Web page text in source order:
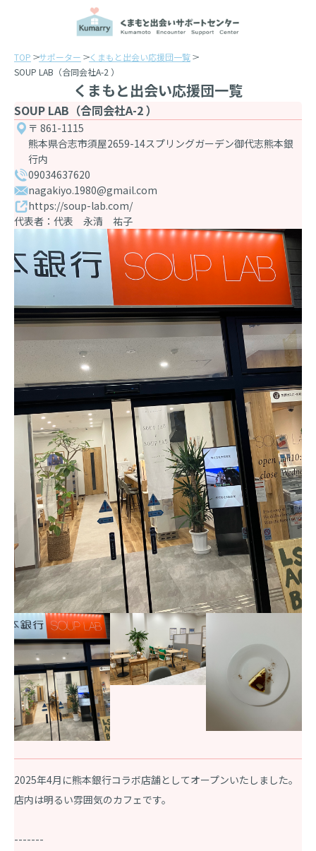
TOP サポーター
くまもと出会い応援団一覧
SOUP LAB（合同会社A-2 ）
くまもと出会い応援団一覧
SOUP LAB（合同会社A-2 ）
〒 861-1115
熊本県合志市須屋2659-14スプリングガーデン御代志熊本銀
行内
09034637620
nagakiyo.1980@gmail.com
https://soup-lab.com/
代表者：代表 永清 祐子
2025年4月に熊本銀行コラボ店舗としてオープンいたしました。
店内は明るい雰囲気のカフェです。
-------